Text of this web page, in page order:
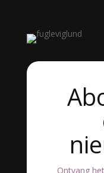
Ontvang